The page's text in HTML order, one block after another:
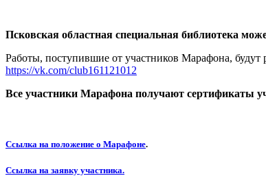
Псковская областная специальная библиотека
Работы, поступившие от участников Марафона, будут
https://vk.com/club161121012
Все участники Марафона получают сертификаты
Ссылка на положение о Марафоне.
Ссылка на заявку участника.